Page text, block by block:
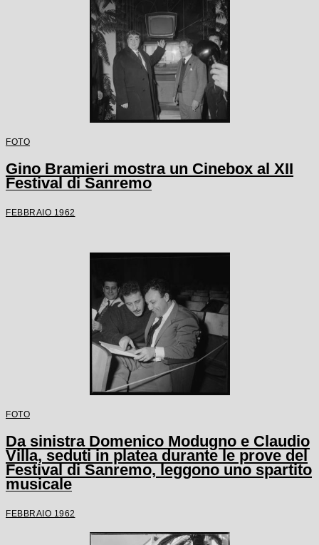
FOTO
Gino Bramieri mostra un Cinebox al XII
Festival di Sanremo
FEBBRAIO 1962
FOTO
Da sinistra Domenico Modugno e Claudio
Villa, seduti in platea durante le prove del
Festival di Sanremo, leggono uno spartito
musicale
FEBBRAIO 1962